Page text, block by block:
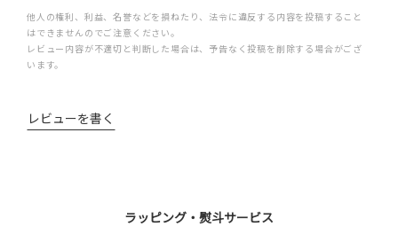
他人の権利、利益、名誉などを損ねたり、法令に違反する内容を投稿すること
はできませんのでご注意ください。
レビュー内容が不適切と判断した場合は、予告なく投稿を削除する場合がござ
います。
レビューを書く
ラッピング・熨斗サービス